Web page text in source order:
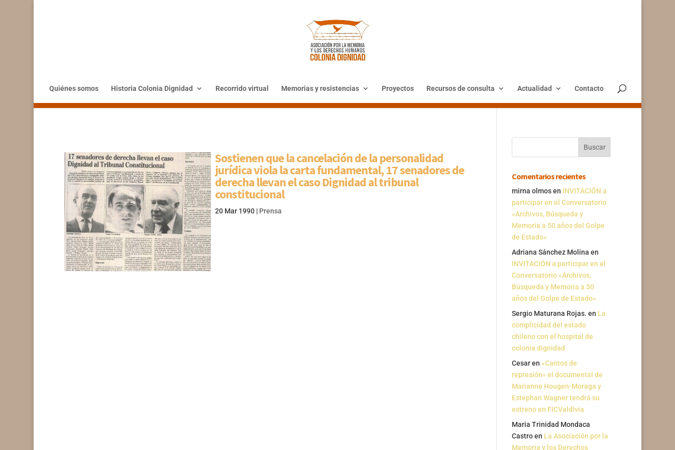
Quiénes somos Historia Colonia Dignidad Recorrido virtual Memorias y resistencias Proyectos Recursos de consulta Actualidad Contacto
Sostienen que la cancelación de la personalidad
jurídica viola la carta fundamental, 17 senadores de
derecha llevan el caso Dignidad al tribunal
constitucional
20 Mar 1990| Prensa
Comentarios recientes
mirna olmosen INVITACIÓN a
participar en el Conversatorio
«Archivos, Búsqueda y
Memoria a 50 años del Golpe
de Estado»
Adriana Sánchez Molina en
INVITACIÓN a participar en el
Conversatorio «Archivos,
Búsqueda y Memoria a 50
años del Golpe de Estado»
Sergio Maturana Rojas. en La
complicidad del estado
chileno con el hospital de
colonia dignidad
Cesaren«Cantos de
represión» el documental de
Marianne Hougen-Moraga y
Estephan Wagner tendrá su
estreno en FICValdivia
Maria Trinidad Mondaca
Castroen La Asociación por la
Memoria y los Derechos